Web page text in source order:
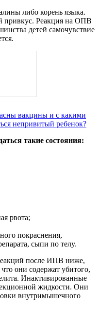
либо корень языка.
привкус. Реакция на ОПВ
детей самочувствие
вакцины и с какими
непривитый ребенок?
такие состояния:
рвота;
покраснения,
сыпи по телу.
после ИПВ ниже,
они содержат убитого,
Инактивированные
жидкости. Они
внутримышечного